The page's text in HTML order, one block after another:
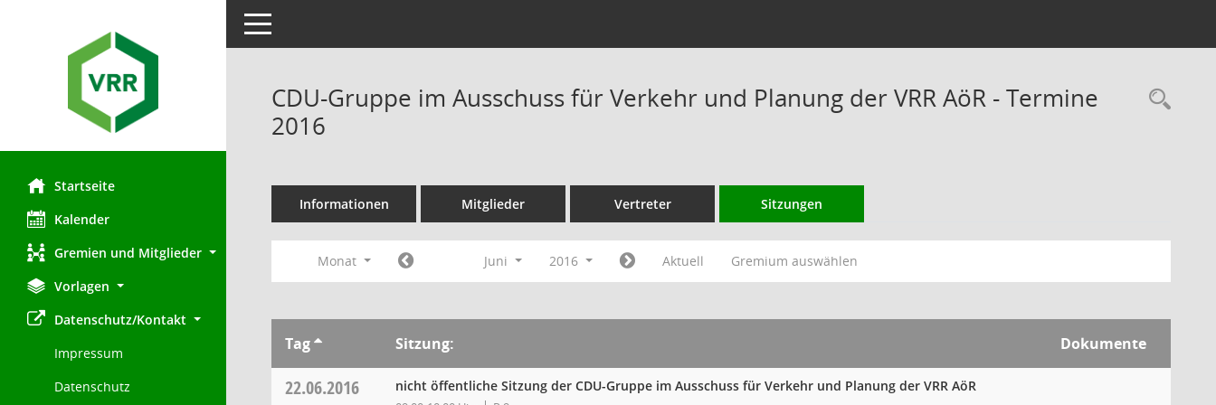
Startseite
Kalender
Gremien und Mitglieder
Vorlagen
Datenschutz/Kontakt
Impressum
Datenschutz
Toggle navigation
CDU-Gruppe im Ausschuss für Verkehr und Planung der VRR AöR - Termine
2016
Informationen Mitglieder Vertreter Sitzungen
Monat Juni 2016 Aktuell Gremium auswählen
Tag Sitzung: Dokumente
22.06.2016 nicht öffentliche Sitzung der CDU-Gruppe im Ausschuss für Verkehr und Planung der VRR AöR